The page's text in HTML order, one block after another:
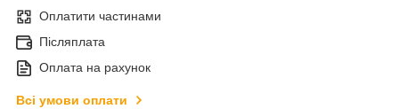
Оплатити частинами
Післяплата
Оплата на рахунок
Всі умови оплати